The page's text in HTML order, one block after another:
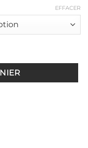
EFFACER
White